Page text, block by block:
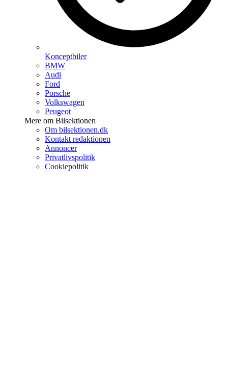
Konceptbiler
BMW
Audi
Ford
Porsche
Volkswagen
Peugeot
Mere om Bilsektionen
Om bilsektionen.dk
Kontakt redaktionen
Annoncer
Privatlivspolitik
Cookiepolitik